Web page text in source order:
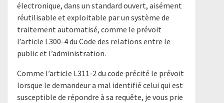
électronique, dans un standard ouvert, aisément
réutilisable et exploitable par un système de
traitement automatisé, comme le prévoit
l’article L300-4 du Code des relations entre le
public et l’administration.
Comme l’article L311-2 du code précité le prévoit
lorsque le demandeur a mal identifié celui qui est
susceptible de répondre à sa requête, je vous prie